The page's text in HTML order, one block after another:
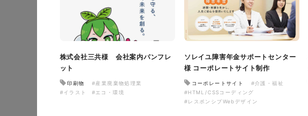
株式会社三共様 会社案内パンフレ
ット
印刷物
#産業廃棄物処理業
#イラスト
#エコ・環境
ソレイユ障害年金サポートセンター
様 コーポレートサイト制作
コーポレートサイト
#介護・福祉
#HTML/CSSコーディング
#レスポンシブWebデザイン